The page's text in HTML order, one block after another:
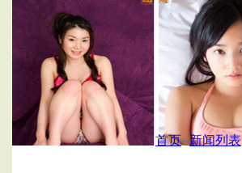
杭州泰鑫防水补漏公司
首页--新闻列表